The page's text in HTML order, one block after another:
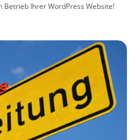
Ihrer WordPress Website!